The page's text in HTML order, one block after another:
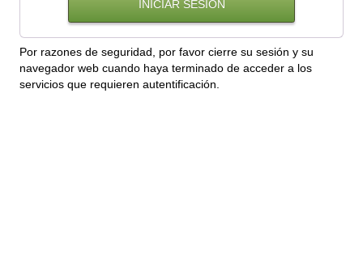
Por razones de seguridad, por favor cierre su sesión y su
navegador web cuando haya terminado de acceder a los
servicios que requieren autentificación.